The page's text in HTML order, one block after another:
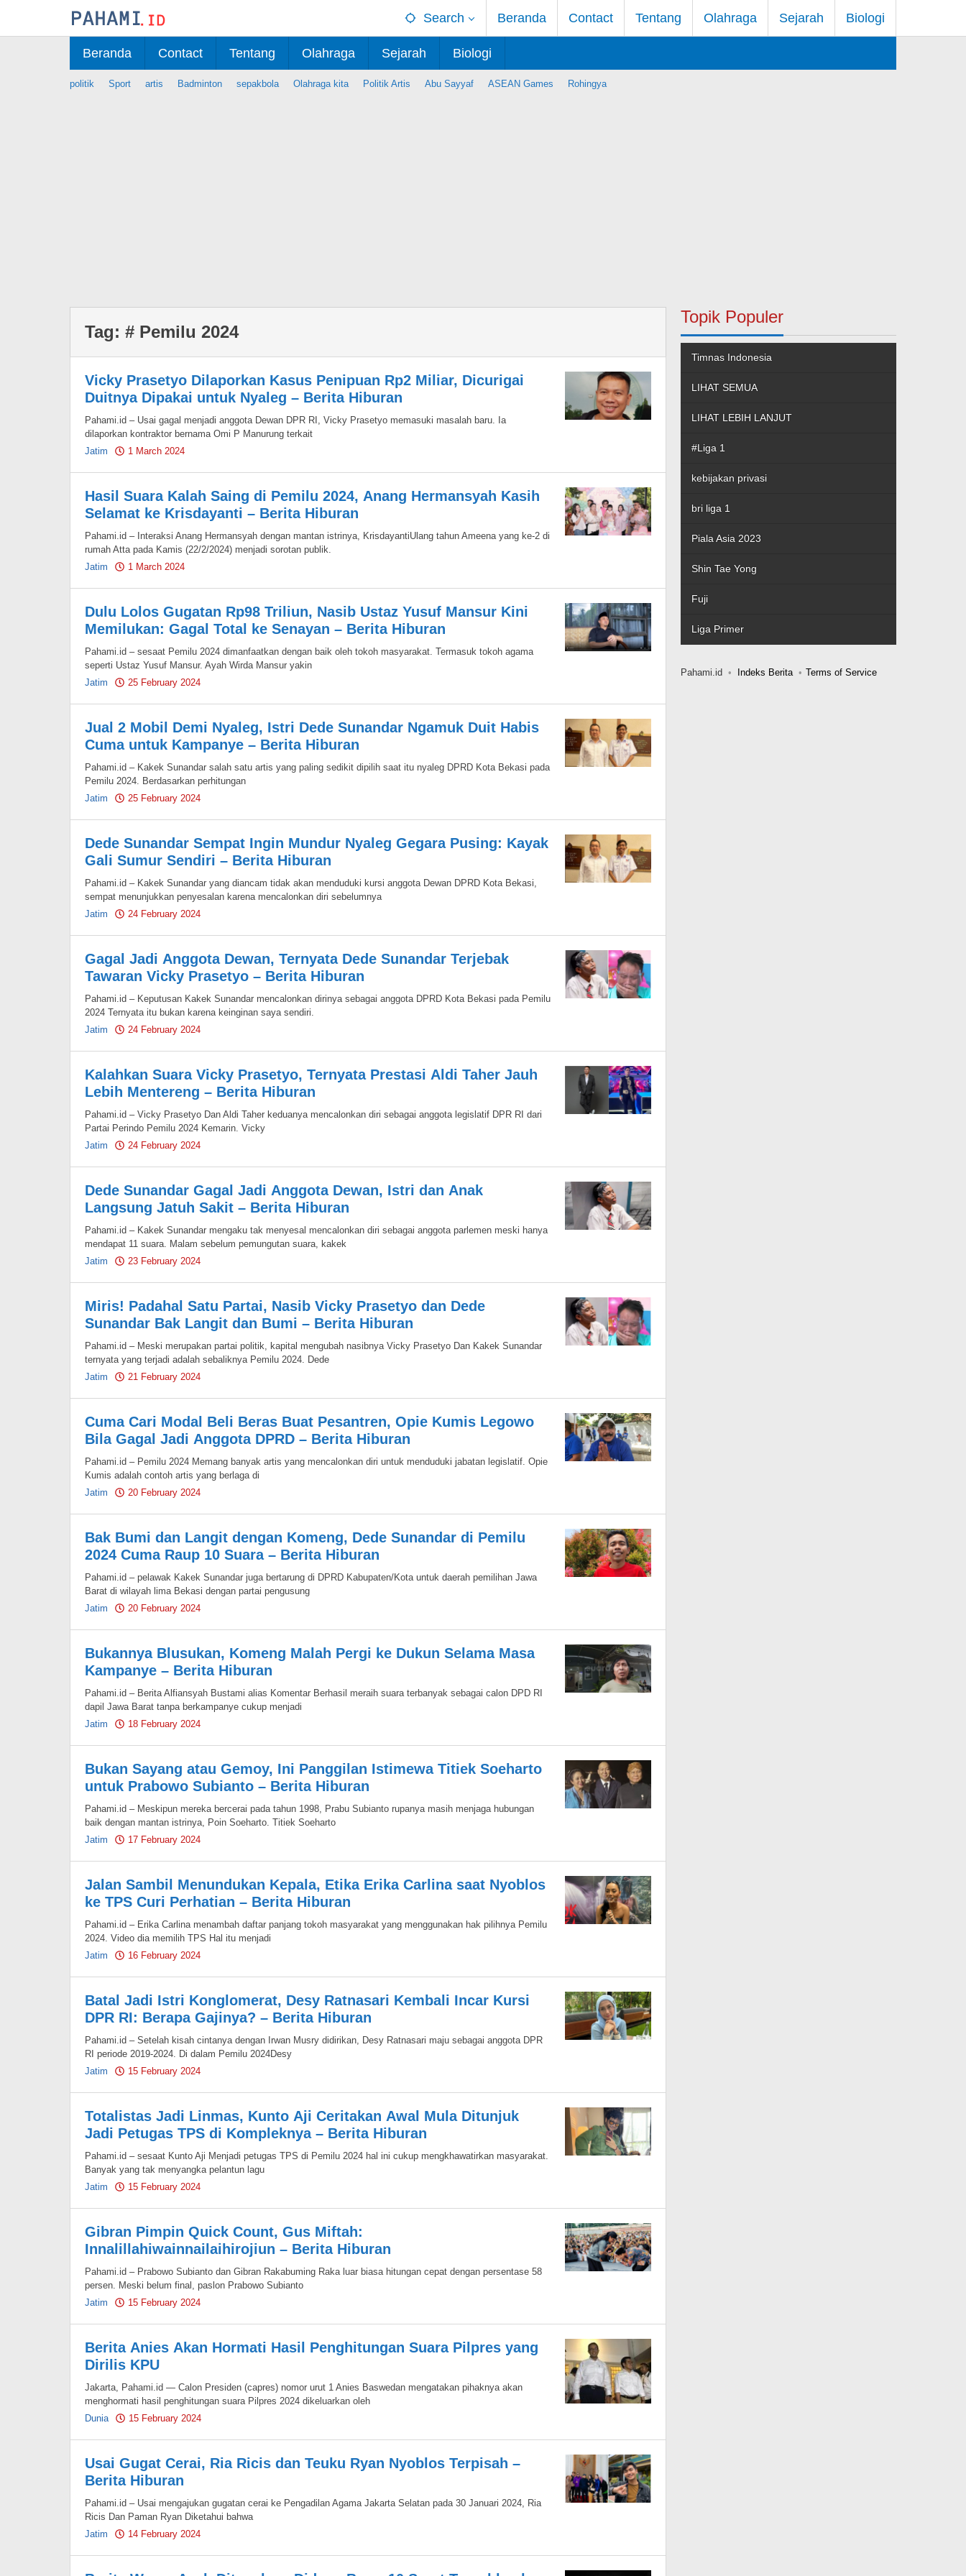
Search Beranda Contact Tentang Olahraga Sejarah Biologi
Beranda Contact Tentang Olahraga Sejarah Biologi
politik Sport artis Badminton sepakbola Olahraga kita Politik Artis Abu Sayyaf ASEAN Games Rohingya
Tag: # Pemilu 2024
Vicky Prasetyo Dilaporkan Kasus Penipuan Rp2 Miliar, Dicurigai
Duitnya Dipakai untuk Nyaleg – Berita Hiburan
Pahami.id – Usai gagal menjadi anggota Dewan DPR RI, Vicky Prasetyo memasuki masalah baru. Ia
dilaporkan kontraktor bernama Omi P Manurung terkait
Jatim
1 March 2024
Hasil Suara Kalah Saing di Pemilu 2024, Anang Hermansyah Kasih
Selamat ke Krisdayanti – Berita Hiburan
Pahami.id – Interaksi Anang Hermansyah dengan mantan istrinya, KrisdayantiUlang tahun Ameena yang ke-2 di
rumah Atta pada Kamis (22/2/2024) menjadi sorotan publik.
Jatim
1 March 2024
Dulu Lolos Gugatan Rp98 Triliun, Nasib Ustaz Yusuf Mansur Kini
Memilukan: Gagal Total ke Senayan – Berita Hiburan
Pahami.id – sesaat Pemilu 2024 dimanfaatkan dengan baik oleh tokoh masyarakat. Termasuk tokoh agama
seperti Ustaz Yusuf Mansur. Ayah Wirda Mansur yakin
Jatim
25 February 2024
Jual 2 Mobil Demi Nyaleg, Istri Dede Sunandar Ngamuk Duit Habis
Cuma untuk Kampanye – Berita Hiburan
Pahami.id – Kakek Sunandar salah satu artis yang paling sedikit dipilih saat itu nyaleg DPRD Kota Bekasi pada
Pemilu 2024. Berdasarkan perhitungan
Jatim
25 February 2024
Dede Sunandar Sempat Ingin Mundur Nyaleg Gegara Pusing: Kayak
Gali Sumur Sendiri – Berita Hiburan
Pahami.id – Kakek Sunandar yang diancam tidak akan menduduki kursi anggota Dewan DPRD Kota Bekasi,
sempat menunjukkan penyesalan karena mencalonkan diri sebelumnya
Jatim
24 February 2024
Gagal Jadi Anggota Dewan, Ternyata Dede Sunandar Terjebak
Tawaran Vicky Prasetyo – Berita Hiburan
Pahami.id – Keputusan Kakek Sunandar mencalonkan dirinya sebagai anggota DPRD Kota Bekasi pada Pemilu
2024 Ternyata itu bukan karena keinginan saya sendiri.
Jatim
24 February 2024
Kalahkan Suara Vicky Prasetyo, Ternyata Prestasi Aldi Taher Jauh
Lebih Mentereng – Berita Hiburan
Pahami.id – Vicky Prasetyo Dan Aldi Taher keduanya mencalonkan diri sebagai anggota legislatif DPR RI dari
Partai Perindo Pemilu 2024 Kemarin. Vicky
Jatim
24 February 2024
Dede Sunandar Gagal Jadi Anggota Dewan, Istri dan Anak
Langsung Jatuh Sakit – Berita Hiburan
Pahami.id – Kakek Sunandar mengaku tak menyesal mencalonkan diri sebagai anggota parlemen meski hanya
mendapat 11 suara. Malam sebelum pemungutan suara, kakek
Jatim
23 February 2024
Miris! Padahal Satu Partai, Nasib Vicky Prasetyo dan Dede
Sunandar Bak Langit dan Bumi – Berita Hiburan
Pahami.id – Meski merupakan partai politik, kapital mengubah nasibnya Vicky Prasetyo Dan Kakek Sunandar
ternyata yang terjadi adalah sebaliknya Pemilu 2024. Dede
Jatim
21 February 2024
Cuma Cari Modal Beli Beras Buat Pesantren, Opie Kumis Legowo
Bila Gagal Jadi Anggota DPRD – Berita Hiburan
Pahami.id – Pemilu 2024 Memang banyak artis yang mencalonkan diri untuk menduduki jabatan legislatif. Opie
Kumis adalah contoh artis yang berlaga di
Jatim
20 February 2024
Bak Bumi dan Langit dengan Komeng, Dede Sunandar di Pemilu
2024 Cuma Raup 10 Suara – Berita Hiburan
Pahami.id – pelawak Kakek Sunandar juga bertarung di DPRD Kabupaten/Kota untuk daerah pemilihan Jawa
Barat di wilayah lima Bekasi dengan partai pengusung
Jatim
20 February 2024
Bukannya Blusukan, Komeng Malah Pergi ke Dukun Selama Masa
Kampanye – Berita Hiburan
Pahami.id – Berita Alfiansyah Bustami alias Komentar Berhasil meraih suara terbanyak sebagai calon DPD RI
dapil Jawa Barat tanpa berkampanye cukup menjadi
Jatim
18 February 2024
Bukan Sayang atau Gemoy, Ini Panggilan Istimewa Titiek Soeharto
untuk Prabowo Subianto – Berita Hiburan
Pahami.id – Meskipun mereka bercerai pada tahun 1998, Prabu Subianto rupanya masih menjaga hubungan
baik dengan mantan istrinya, Poin Soeharto. Titiek Soeharto
Jatim
17 February 2024
Jalan Sambil Menundukan Kepala, Etika Erika Carlina saat Nyoblos
ke TPS Curi Perhatian – Berita Hiburan
Pahami.id – Erika Carlina menambah daftar panjang tokoh masyarakat yang menggunakan hak pilihnya Pemilu
2024. Video dia memilih TPS Hal itu menjadi
Jatim
16 February 2024
Batal Jadi Istri Konglomerat, Desy Ratnasari Kembali Incar Kursi
DPR RI: Berapa Gajinya? – Berita Hiburan
Pahami.id – Setelah kisah cintanya dengan Irwan Musry didirikan, Desy Ratnasari maju sebagai anggota DPR
RI periode 2019-2024. Di dalam Pemilu 2024Desy
Jatim
15 February 2024
Totalistas Jadi Linmas, Kunto Aji Ceritakan Awal Mula Ditunjuk
Jadi Petugas TPS di Kompleknya – Berita Hiburan
Pahami.id – sesaat Kunto Aji Menjadi petugas TPS di Pemilu 2024 hal ini cukup mengkhawatirkan masyarakat.
Banyak yang tak menyangka pelantun lagu
Jatim
15 February 2024
Gibran Pimpin Quick Count, Gus Miftah:
Innalillahiwainnailaihirojiun – Berita Hiburan
Pahami.id – Prabowo Subianto dan Gibran Rakabuming Raka luar biasa hitungan cepat dengan persentase 58
persen. Meski belum final, paslon Prabowo Subianto
Jatim
15 February 2024
Berita Anies Akan Hormati Hasil Penghitungan Suara Pilpres yang
Dirilis KPU
Jakarta, Pahami.id — Calon Presiden (capres) nomor urut 1 Anies Baswedan mengatakan pihaknya akan
menghormati hasil penghitungan suara Pilpres 2024 dikeluarkan oleh
Dunia
15 February 2024
Usai Gugat Cerai, Ria Ricis dan Teuku Ryan Nyoblos Terpisah –
Berita Hiburan
Pahami.id – Usai mengajukan gugatan cerai ke Pengadilan Agama Jakarta Selatan pada 30 Januari 2024, Ria
Ricis Dan Paman Ryan Diketahui bahwa
Jatim
14 February 2024
Topik Populer
Timnas Indonesia
LIHAT SEMUA
LIHAT LEBIH LANJUT
#Liga 1
kebijakan privasi
bri liga 1
Piala Asia 2023
Shin Tae Yong
Fuji
Liga Primer
Pahami.id Indeks Berita Terms of Service